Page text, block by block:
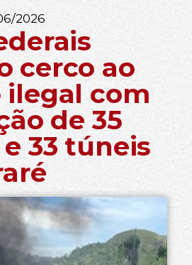
2026
cerco ao
com
de 35
33 túneis